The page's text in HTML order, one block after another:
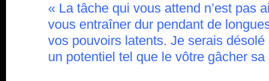
« La tâche qui vous attend n’est pas
vous entraîner dur pendant de
vos pouvoirs latents. Je serais désolé
un potentiel tel que le vôtre gâcher sa